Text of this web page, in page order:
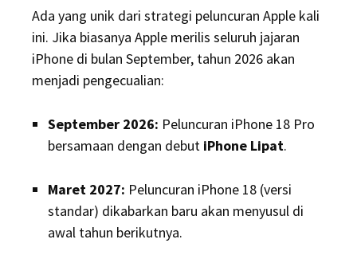
Ada yang unik dari strategi peluncuran Apple kali
ini. Jika biasanya Apple merilis seluruh jajaran
iPhone di bulan September, tahun 2026 akan
menjadi pengecualian:
September 2026: Peluncuran iPhone 18 Pro
bersamaan dengan debut iPhone Lipat.
Maret 2027: Peluncuran iPhone 18 (versi
standar) dikabarkan baru akan menyusul di
awal tahun berikutnya.